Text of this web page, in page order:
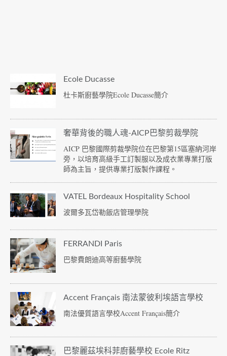
Ecole Ducasse
杜卡斯廚藝學院Ecole Ducasse簡介
奢華背後的職人魂-AICP巴黎剪裁學院
AICP 巴黎國際剪裁學院位在巴黎第15區塞納河岸
旁，以培育高級手工訂製服以及成衣業專業打版
師為主旨，提供專業打版製作課程。
VATEL Bordeaux Hospitality School
波爾多瓦岱勒飯店管理學院
FERRANDI Paris
巴黎費朗迪高等廚藝學院
Accent Français 南法蒙彼利埃語言學校
南法優質語言學校Accent Français簡介
巴黎麗茲埃科菲廚藝學校 Ecole Ritz